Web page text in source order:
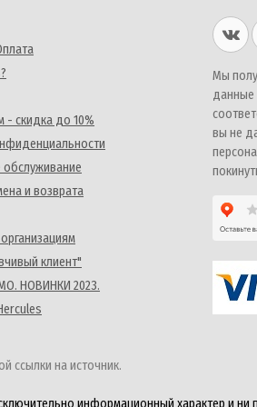
- скидка до 10%
обслуживание
и возврата
клиент"
НОВИНКИ 2023.
Мы
данные
вы не
ссылки на источник.
информационный характер и ни